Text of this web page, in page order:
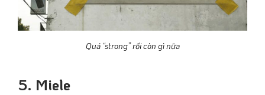
Quá “strong” rồi còn gì nữa
5. Miele